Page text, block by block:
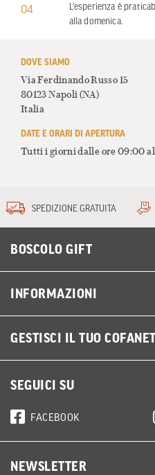
04
L'esperienza è
alla domenica.
DOVE SIAMO
Via Ferdinando Russo 15
80123 Napoli(NA)
Italia
DATE E ORARI DI APERTURA
Tutti i giorni dalle ore 09:00
SPEDIZIONE GRATUITA
BOSCOLO GIFT
INFORMAZIONI
GESTISCI IL TUO
SEGUICI SU
FACEBOOK
NEWSLETTER